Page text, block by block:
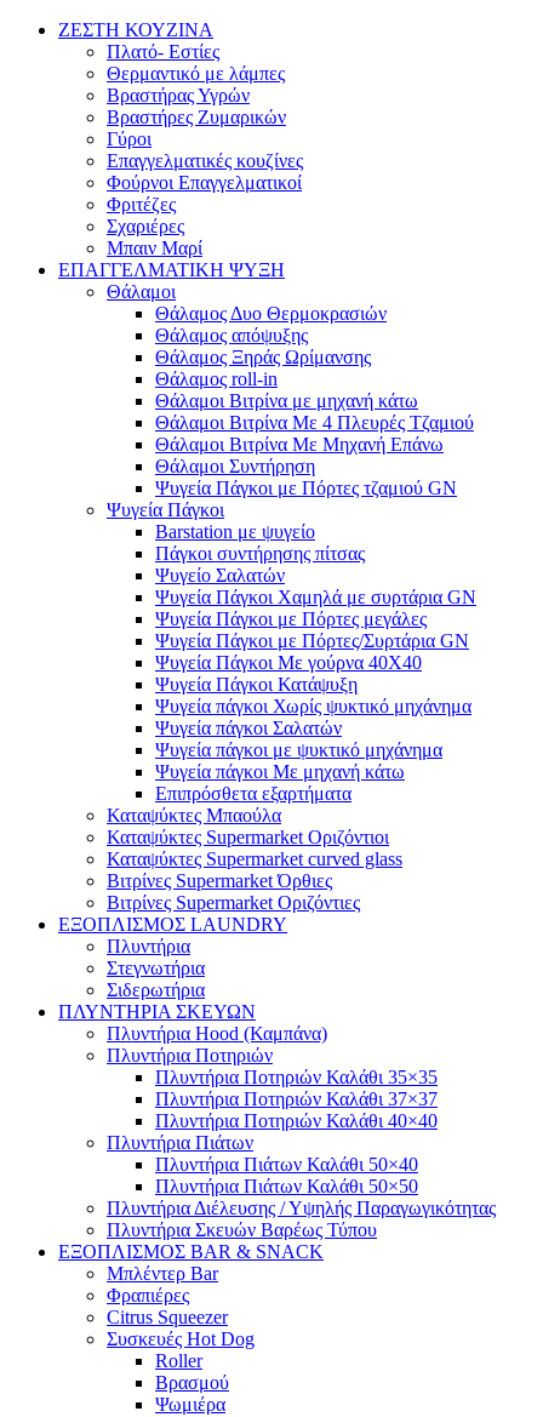
ΖΕΣΤΗ ΚΟΥΖΙΝΑ
Πλατό- Εστίες
Θερμαντικό με λάμπες
Βραστήρας Υγρών
Βραστήρες Ζυμαρικών
Γύροι
Επαγγελματικές κουζίνες
Φούρνοι Επαγγελματικοί
Φριτέζες
Σχαριέρες
Μπαιν Μαρί
ΕΠΑΓΓΕΛΜΑΤΙΚΗ ΨΥΞΗ
Θάλαμοι
Θάλαμος Δυο Θερμοκρασιών
Θάλαμος απόψυξης
Θάλαμος Ξηράς Ωρίμανσης
Θάλαμος roll-in
Θάλαμοι Βιτρίνα με μηχανή κάτω
Θάλαμοι Βιτρίνα Με 4 Πλευρές Τζαμιού
Θάλαμοι Βιτρίνα Με Μηχανή Επάνω
Θάλαμοι Συντήρηση
Ψυγεία Πάγκοι με Πόρτες τζαμιού GN
Ψυγεία Πάγκοι
Barstation με ψυγείο
Πάγκοι συντήρησης πίτσας
Ψυγείο Σαλατών
Ψυγεία Πάγκοι Χαμηλά με συρτάρια GN
Ψυγεία Πάγκοι με Πόρτες μεγάλες
Ψυγεία Πάγκοι με Πόρτες/Συρτάρια GN
Ψυγεία Πάγκοι Με γούρνα 40Χ40
Ψυγεία Πάγκοι Κατάψυξη
Ψυγεία πάγκοι Χωρίς ψυκτικό μηχάνημα
Ψυγεία πάγκοι Σαλατών
Ψυγεία πάγκοι με ψυκτικό μηχάνημα
Ψυγεία πάγκοι Με μηχανή κάτω
Επιπρόσθετα εξαρτήματα
Καταψύκτες Μπαούλα
Καταψύκτες Supermarket Οριζόντιοι
Καταψύκτες Supermarket curved glass
Βιτρίνες Supermarket Όρθιες
Βιτρίνες Supermarket Οριζόντιες
ΕΞΟΠΛΙΣΜΟΣ LAUNDRY
Πλυντήρια
Στεγνωτήρια
Σιδερωτήρια
ΠΛΥΝΤΗΡΙΑ ΣΚΕΥΩΝ
Πλυντήρια Hood (Καμπάνα)
Πλυντήρια Ποτηριών
Πλυντήρια Ποτηριών Καλάθι 35×35
Πλυντήρια Ποτηριών Καλάθι 37×37
Πλυντήρια Ποτηριών Καλάθι 40×40
Πλυντήρια Πιάτων
Πλυντήρια Πιάτων Καλάθι 50×40
Πλυντήρια Πιάτων Καλάθι 50×50
Πλυντήρια Διέλευσης / Υψηλής Παραγωγικότητας
Πλυντήρια Σκευών Βαρέως Τύπου
ΕΞΟΠΛΙΣΜΟΣ BAR & SNACK
Μπλέντερ Bar
Φραπιέρες
Citrus Squeezer
Συσκευές Hot Dog
Roller
Βρασμού
Ψωμιέρα